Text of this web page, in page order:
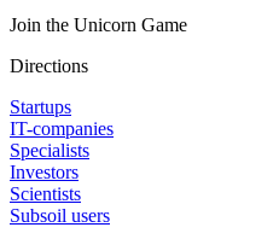
Join the Unicorn Game
Directions
Startups
IT-companies
Specialists
Investors
Scientists
Subsoil users